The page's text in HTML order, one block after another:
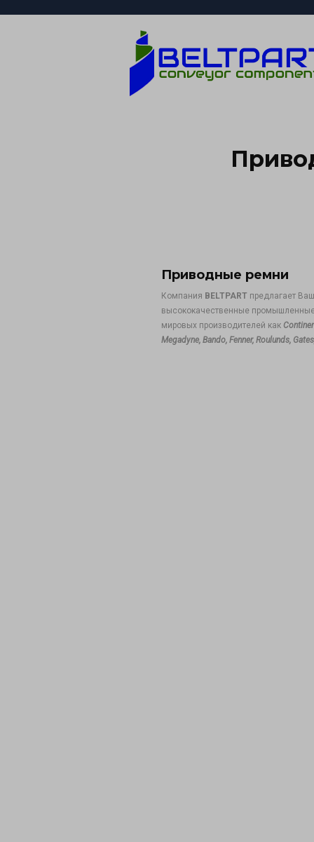
Приводные ремни
Компания BELTPART предлагает
высококачественные
мировых производителей как
Megadyne, Bando, Fenner, Roulunds,